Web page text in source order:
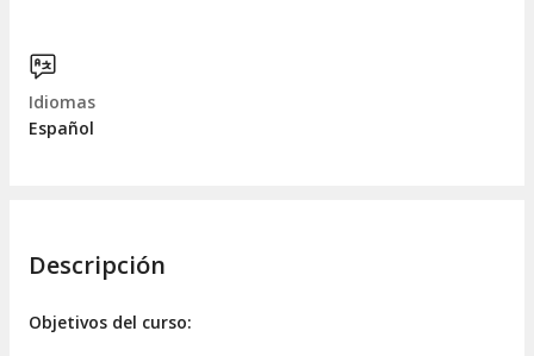
Idiomas
Español
Descripción
Objetivos del curso: